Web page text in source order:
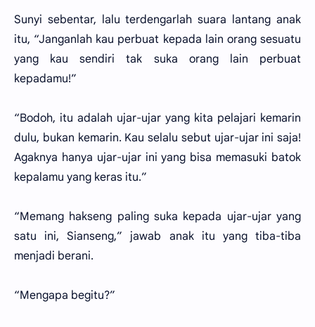
Sunyi sebentar, lalu terdengarlah suara lantang anak
itu, “Janganlah kau perbuat kepada lain orang sesuatu
yang kau sendiri tak suka orang lain perbuat
kepadamu!”
“Bodoh, itu adalah ujar-ujar yang kita pelajari kemarin
dulu, bukan kemarin. Kau selalu sebut ujar-ujar ini saja!
Agaknya hanya ujar-ujar ini yang bisa memasuki batok
kepalamu yang keras itu.”
“Memang hakseng paling suka kepada ujar-ujar yang
satu ini, Sianseng,” jawab anak itu yang tiba-tiba
menjadi berani.
“Mengapa begitu?”